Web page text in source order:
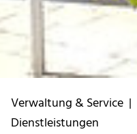
Verwaltung & Service|
Dienstleistungen